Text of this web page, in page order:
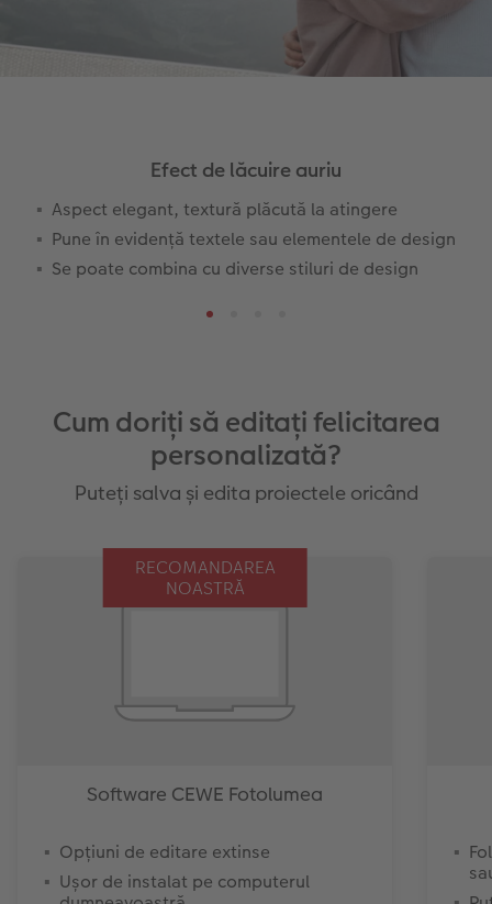
Efect de lăcuire auriu
Aspect elegant, textură plăcută la atingere
Pune în evidență textele sau elementele de design
Se poate combina cu diverse stiluri de design
Cum doriți să editați felicitarea
personalizată?
Puteți salva și edita proiectele oricând
RECOMANDAREA
NOASTRĂ
Software CEWE Fotolumea
Opțiuni de editare extinse
Ușor de instalat pe computerul